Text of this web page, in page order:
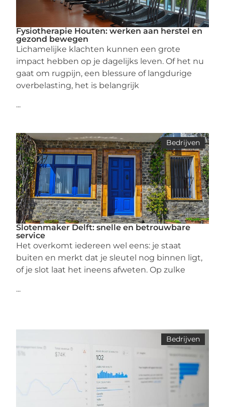
Fysiotherapie Houten: werken aan herstel en
gezond bewegen
Lichamelijke klachten kunnen een grote
impact hebben op je dagelijks leven. Of het nu
gaat om rugpijn, een blessure of langdurige
overbelasting, het is belangrijk
...
Bedrijven
Slotenmaker Delft: snelle en betrouwbare
service
Het overkomt iedereen wel eens: je staat
buiten en merkt dat je sleutel nog binnen ligt,
of je slot laat het ineens afweten. Op zulke
...
Bedrijven